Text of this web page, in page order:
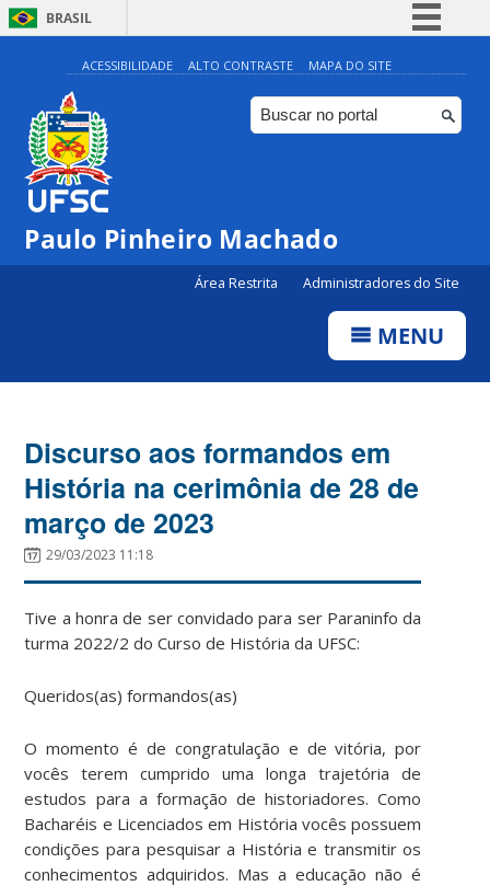
BRASIL
Simplifique!
Comunica BR
Participe
Canais
ACESSIBILIDADE ALTO CONTRASTE MAPA DO SITE
Paulo Pinheiro Machado
Área Restrita Administradores do Site
MENU
Discurso aos formandos em
História na cerimônia de 28 de
março de 2023
29/03/2023 11:18
Tive a honra de ser convidado para ser Paraninfo da
turma 2022/2 do Curso de História da UFSC:
Queridos(as) formandos(as)
O momento é de congratulação e de vitória, por
vocês terem cumprido uma longa trajetória de
estudos para a formação de historiadores. Como
Bacharéis e Licenciados em História vocês possuem
condições para pesquisar a História e transmitir os
conhecimentos adquiridos. Mas a educação não é